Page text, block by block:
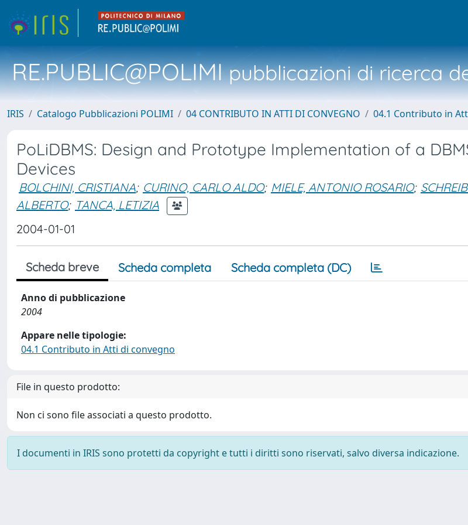
RE.PUBLIC@POLIMIpubblicazioni di ricerca
IRIS Catalogo Pubblicazioni POLIMI 04 CONTRIBUTO IN ATTI DI CONVEGNO 04.1 Contributo in
PoLiDBMS: Design and Prototype Implementation of a
Devices
BOLCHINI, CRISTIANA; CURINO, CARLO ALDO; MIELE, ANTONIO ROSARIO;
ALBERTO; TANCA, LETIZIA
2004-01-01
Scheda breve Scheda completa Scheda completa (DC)
Anno di pubblicazione
2004
Appare nelle tipologie:
04.1 Contributo in Atti di convegno
File in questo prodotto:
Non ci sono file associati a questo prodotto.
I documenti in IRIS sono protetti da copyright e tutti i diritti sono riservati, salvo diversa indicazione.